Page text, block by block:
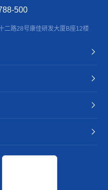
500
二路28号康佳研发大厦B座12楼